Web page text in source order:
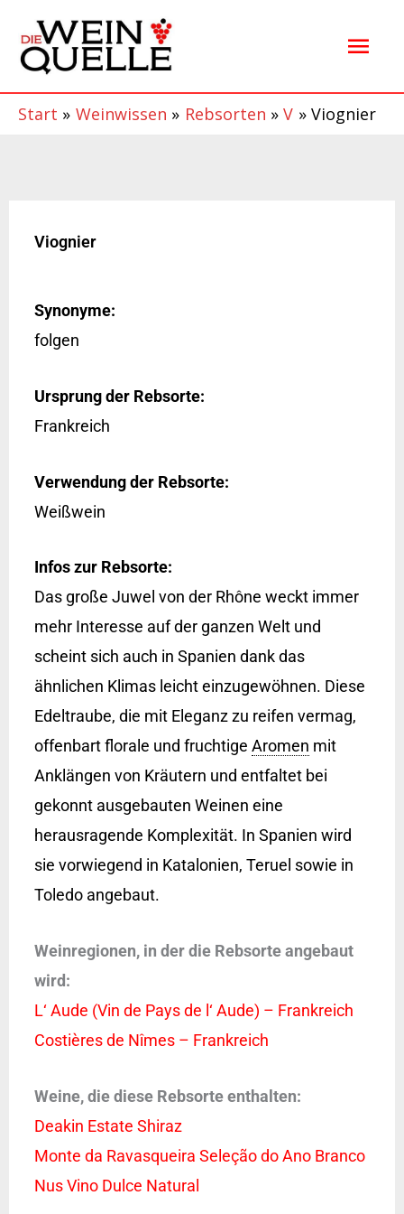
Inhalt
springen
Start Weinwissen Rebsorten V Viognier
Viognier
Synonyme:
folgen
Ursprung der Rebsorte:
Frankreich
Verwendung der Rebsorte:
Weißwein
Infos zur Rebsorte:
Das große Juwel von der Rhône weckt immer
mehr Interesse auf der ganzen Welt und
scheint sich auch in Spanien dank das
ähnlichen Klimas leicht einzugewöhnen. Diese
Edeltraube, die mit Eleganz zu reifen vermag,
offenbart florale und fruchtige Aromen mit
Anklängen von Kräutern und entfaltet bei
gekonnt ausgebauten Weinen eine
herausragende Komplexität. In Spanien wird
sie vorwiegend in Katalonien, Teruel sowie in
Toledo angebaut.
Weinregionen, in der die Rebsorte angebaut
wird:
L‘ Aude (Vin de Pays de l‘ Aude) – Frankreich
Costières de Nîmes – Frankreich
Weine, die diese Rebsorte enthalten:
Deakin Estate Shiraz
Monte da Ravasqueira Seleção do Ano Branco
Nus Vino Dulce Natural